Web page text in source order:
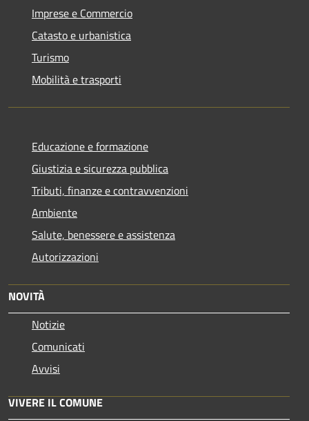
Imprese e Commercio
Catasto e urbanistica
Turismo
Mobilità e trasporti
Educazione e formazione
Giustizia e sicurezza pubblica
Tributi, finanze e contravvenzioni
Ambiente
Salute, benessere e assistenza
Autorizzazioni
NOVITÀ
Notizie
Comunicati
Avvisi
VIVERE IL COMUNE